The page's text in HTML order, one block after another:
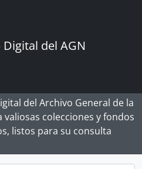
del AGN
del Archivo General de la
colecciones y fondos
listos para su consulta